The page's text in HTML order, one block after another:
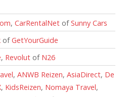
, CarRentalNet ofSunny Cars
ofGetYourGuide
, Revolut of N26
, ANWB Reizen, AsiaDirect, De
, KidsReizen, Nomaya Travel,